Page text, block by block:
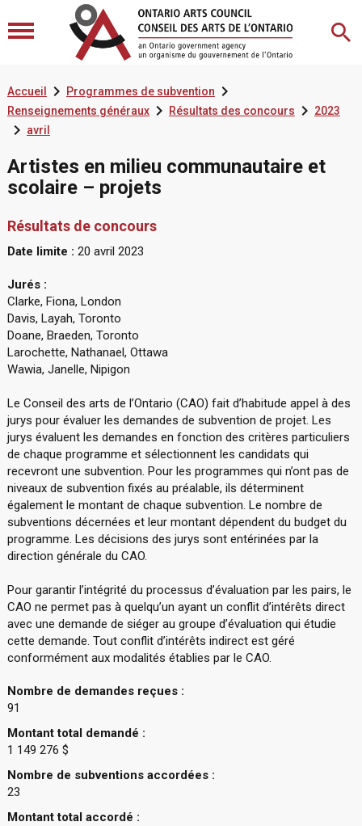
Accueil  Programmes de subvention
Renseignements généraux Résultats des concours 2023
 avril
Artistes en milieu communautaire et
scolaire – projets
Résultats de concours
Date limite : 20 avril 2023
Jurés :
Clarke, Fiona, London
Davis, Layah, Toronto
Doane, Braeden, Toronto
Larochette, Nathanael, Ottawa
Wawia, Janelle, Nipigon
Le Conseil des arts de l’Ontario (CAO) fait d’habitude appel à des
jurys pour évaluer les demandes de subvention de projet. Les
jurys évaluent les demandes en fonction des critères particuliers
de chaque programme et sélectionnent les candidats qui
recevront une subvention. Pour les programmes qui n’ont pas de
niveaux de subvention fixés au préalable, ils déterminent
également le montant de chaque subvention. Le nombre de
subventions décernées et leur montant dépendent du budget du
programme. Les décisions des jurys sont entérinées par la
direction générale du CAO.
Pour garantir l’intégrité du processus d’évaluation par les pairs, le
CAO ne permet pas à quelqu’un ayant un conflit d’intérêts direct
avec une demande de siéger au groupe d’évaluation qui étudie
cette demande. Tout conflit d’intérêts indirect est géré
conformément aux modalités établies par le CAO.
Nombre de demandes reçues :
91
Montant total demandé :
1 149 276 $
Nombre de subventions accordées :
23
Montant total accordé :